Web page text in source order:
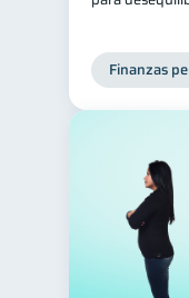
Finanzas